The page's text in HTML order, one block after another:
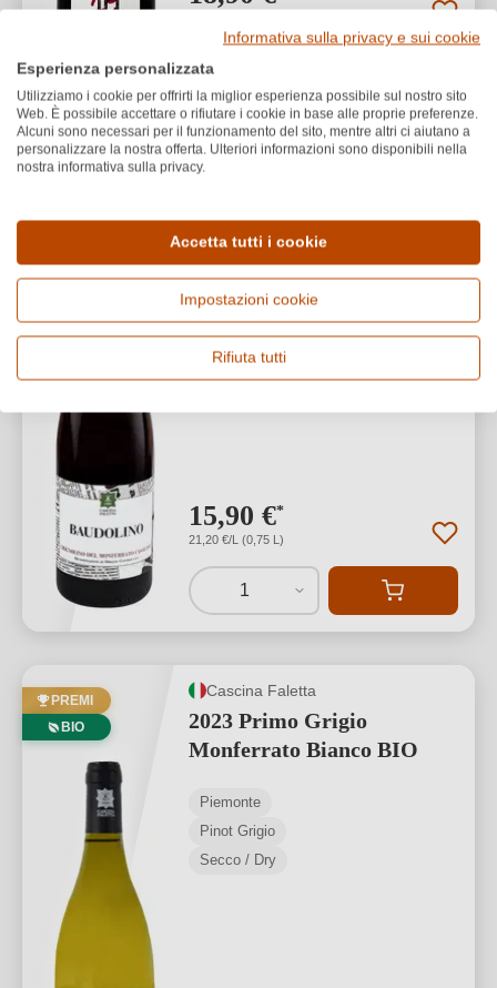
del Monferrato Casalese
Grignolino
Secco / Dry
15,90 €*
21,20 €/L (0,75 L)
1
PREMI
BIO
Cascina Faletta
2023 Primo Grigio
Monferrato Bianco BIO
Piemonte
Pinot Grigio
Secco / Dry
Informativa sulla privacy e sui cookie
Esperienza personalizzata
Utilizziamo i cookie per offrirti la miglior esperienza possibile sul nostro sito
Web. È possibile accettare o rifiutare i cookie in base alle proprie preferenze.
Alcuni sono necessari per il funzionamento del sito, mentre altri ci aiutano a
personalizzare la nostra offerta. Ulteriori informazioni sono disponibili nella
nostra informativa sulla privacy.
Accetta tutti i cookie
Impostazioni cookie
Rifiuta tutti